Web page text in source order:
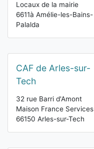
Locaux de la mairie
6611à Amélie-les-Bains-
Palalda
CAF de Arles-sur-
Tech
32 rue Barri d'Amont
Maison France Services
66150 Arles-sur-Tech